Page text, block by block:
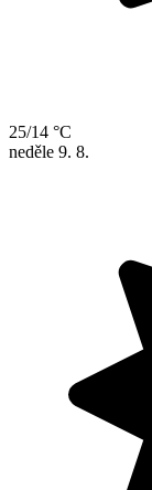
25/14 °C
neděle 9. 8.